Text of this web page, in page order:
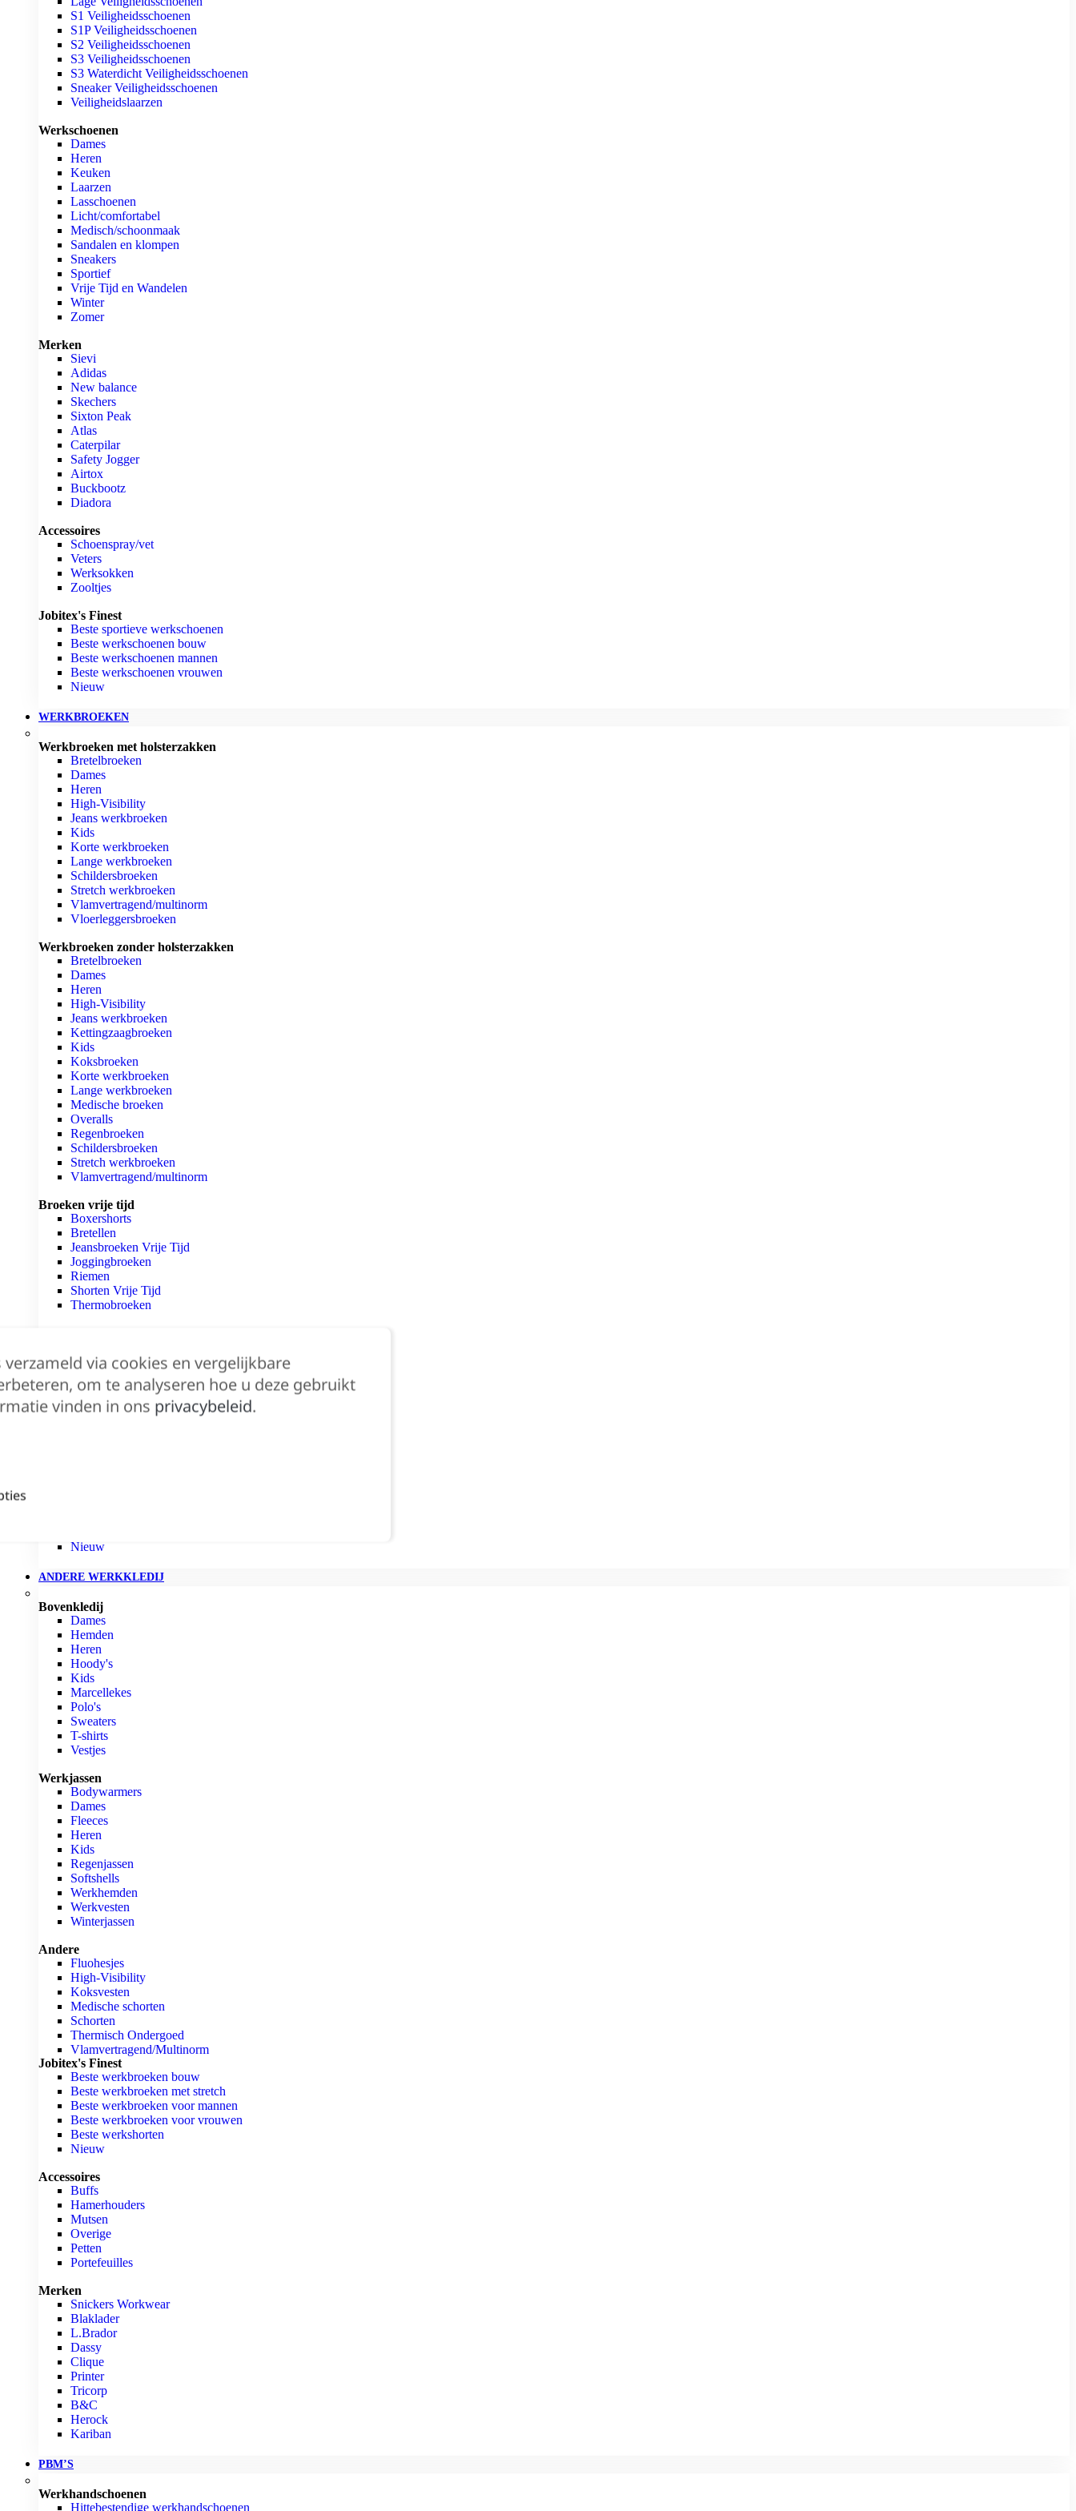
S1 Veiligheidsschoenen
S1P Veiligheidsschoenen
S2 Veiligheidsschoenen
S3 Veiligheidsschoenen
S3 Waterdicht Veiligheidsschoenen
Sneaker Veiligheidsschoenen
Veiligheidslaarzen
Werkschoenen
Dames
Heren
Keuken
Laarzen
Lasschoenen
Licht/comfortabel
Medisch/schoonmaak
Sandalen en klompen
Sneakers
Sportief
Vrije Tijd en Wandelen
Winter
Zomer
Merken
Sievi
Adidas
New balance
Skechers
Sixton Peak
Atlas
Caterpilar
Safety Jogger
Airtox
Buckbootz
Diadora
Accessoires
Schoenspray/vet
Veters
Werksokken
Zooltjes
Jobitex's Finest
Beste sportieve werkschoenen
Beste werkschoenen bouw
Beste werkschoenen mannen
Beste werkschoenen vrouwen
Nieuw
WERKBROEKEN
Werkbroeken met holsterzakken
Bretelbroeken
Dames
Heren
High-Visibility
Jeans werkbroeken
Kids
Korte werkbroeken
Lange werkbroeken
Schildersbroeken
Stretch werkbroeken
Vlamvertragend/multinorm
Vloerleggersbroeken
Werkbroeken zonder holsterzakken
Bretelbroeken
Dames
Heren
High-Visibility
Jeans werkbroeken
Kettingzaagbroeken
Kids
Koksbroeken
Korte werkbroeken
Lange werkbroeken
Medische broeken
Overalls
Regenbroeken
Schildersbroeken
Stretch werkbroeken
Vlamvertragend/multinorm
Broeken vrije tijd
Boxershorts
Bretellen
Jeansbroeken Vrije Tijd
Joggingbroeken
Riemen
Shorten Vrije Tijd
Thermobroeken
L.Brador
Dassy
Herock
Nieuw
ANDERE WERKKLEDIJ
Bovenkledij
Dames
Hemden
Heren
Hoody's
Kids
Marcellekes
Polo's
Sweaters
T-shirts
Vestjes
Werkjassen
Bodywarmers
Dames
Fleeces
Heren
Kids
Regenjassen
Softshells
Werkhemden
Werkvesten
Winterjassen
Andere
Fluohesjes
High-Visibility
Koksvesten
Medische schorten
Schorten
Thermisch Ondergoed
Vlamvertragend/Multinorm
Jobitex's Finest
Beste werkbroeken bouw
Beste werkbroeken met stretch
Beste werkbroeken voor mannen
Beste werkbroeken voor vrouwen
Beste werkshorten
Nieuw
Accessoires
Buffs
Hamerhouders
Mutsen
Overige
Petten
Portefeuilles
Merken
Snickers Workwear
Blaklader
L.Brador
Dassy
Clique
Printer
Tricorp
B&C
Herock
Kariban
PBM’S
Werkhandschoenen
Hittebestendige werkhandschoenen
via cookies en vergelijkbare
om te analyseren hoe u deze gebruikt
vinden in ons privacybeleid.